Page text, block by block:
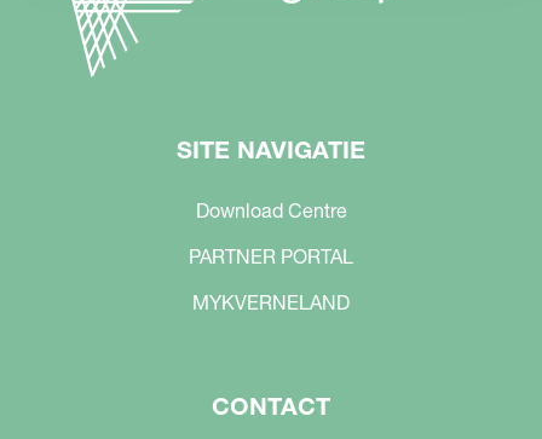
SITE NAVIGATIE
Download Centre
PARTNER PORTAL
MYKVERNELAND
CONTACT